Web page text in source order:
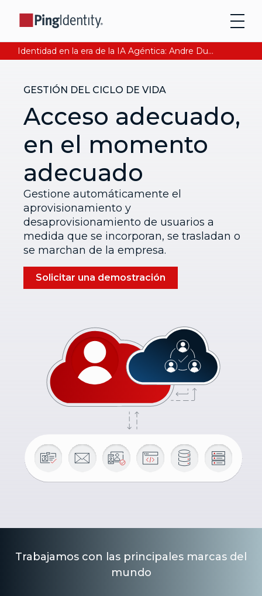
Identidad en la era de la IA Agéntica: Andre Durand explica cómo asegurar la confianza digital. Lee Ahora
GESTIÓN DEL CICLO DE VIDA
Acceso adecuado,
en el momento
adecuado
Gestione automáticamente el
aprovisionamiento y
desaprovisionamiento de usuarios a
medida que se incorporan, se trasladan o
se marchan de la empresa.
Solicitar una demostración
Trabajamos con las principales marcas del
mundo